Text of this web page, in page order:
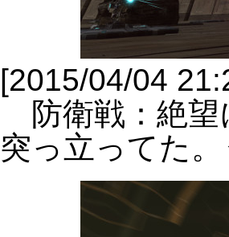
[2015/04/04
防衛戦：絶望
突っ立ってた